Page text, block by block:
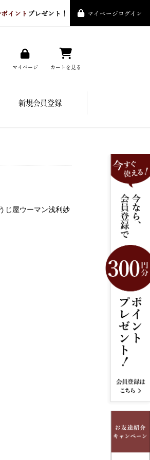
イント プレゼント！ マイページログイン
マイページ カートを見る
新規会員登録
じ屋ウーマン浅利妙